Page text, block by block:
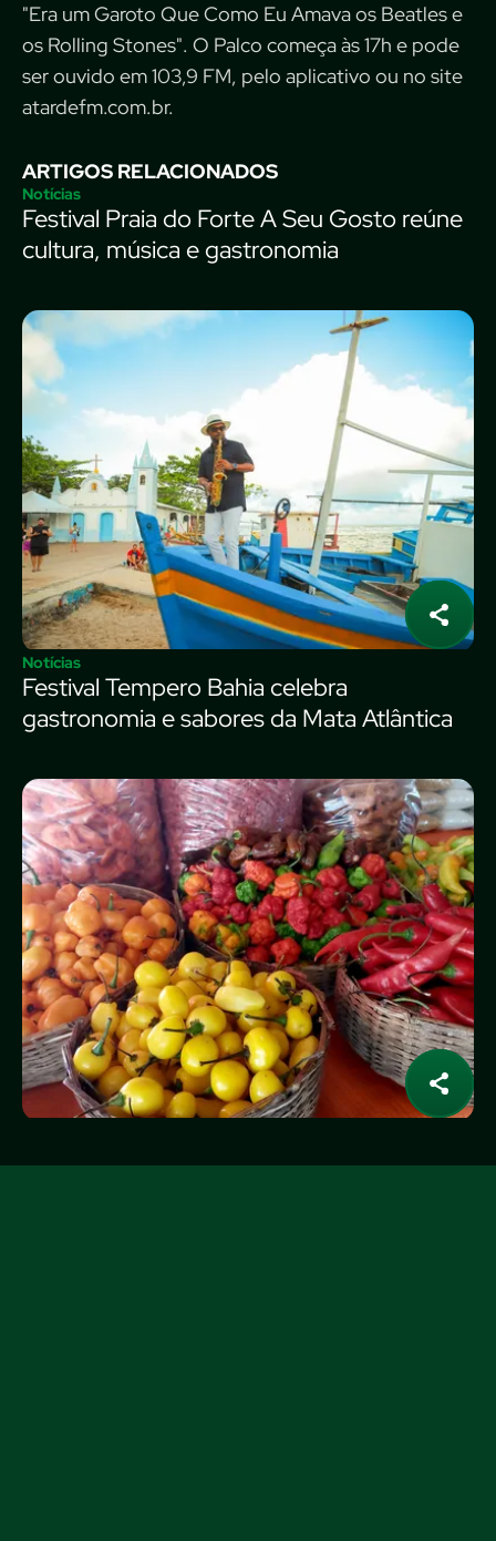
"Era um Garoto Que Como Eu Amava os Beatles e
os Rolling Stones". O Palco começa às 17h e pode
ser ouvido em 103,9 FM, pelo aplicativo ou no site
atardefm.com.br.
ARTIGOS RELACIONADOS
Notícias
Festival Praia do Forte A Seu Gosto reúne
cultura, música e gastronomia
Notícias
Festival Tempero Bahia celebra
gastronomia e sabores da Mata Atlântica